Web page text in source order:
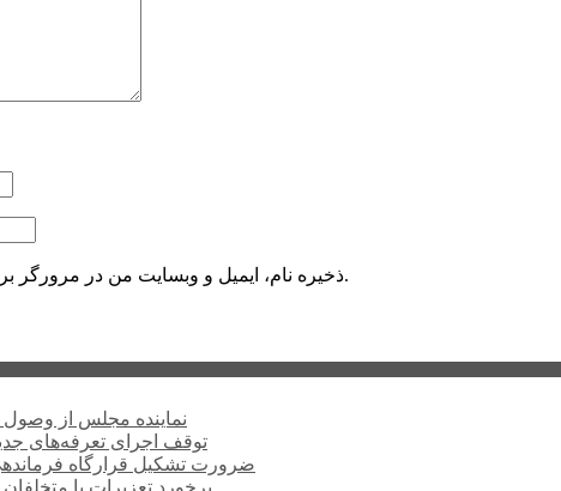
ذخیره نام، ایمیل و وبسایت من در مرورگر برای زمانی که دوباره دیدگاهی می‌نویسم.
نماینده مجلس از وصول
توقف اجرای تعرفه‌های
ضرورت تشکیل قرارگاه
برخورد تعزیرات با متخلفان بازار